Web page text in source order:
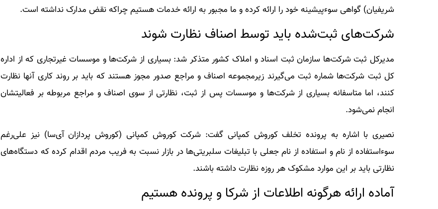
شریفیان) گواهی سوء‌پیشینه خود را ارائه کرده و ما مجبور به ارائه خدمات هستیم چراکه نقض مدارک نداشته است.
شرکت‌های ثبت‌شده باید توسط اصناف نظارت شوند
مدیرکل ثبت شرکت‌ها سازمان ثبت اسناد و املاک کشور متذکر شد: بسیاری از شرکت‌ها و موسسات غیرتجاری که از اداره
کل ثبت شرکت‌ها شماره ثبت می‌گیرند زیرمجموعه اصناف و مراجع صدور مجوز هستند که باید بر روند کاری آنها نظارت
کنند، اما متاسفانه بسیاری از شرکت‌ها و موسسات پس از ثبت، نظارتی از سوی اصناف و مراجع مربوطه بر فعالیتشان
انجام نمی‌شود.
نصیری با اشاره به پرونده تخلف کوروش کمپانی گفت: شرکت کوروش کمپانی (کوروش پردازان آی‌سا) نیز علی‌رغم
سوء‌استفاده از نام و استفاده از نام جعلی با تبلیغات سلبریتی‌ها در بازار نسبت به فریب مردم اقدام کرده که دستگاه‌های
نظارتی باید بر این موارد مشکوک هر روزه نظارت داشته باشند.
آماده ارائه هرگونه اطلاعات از شرکا و پرونده هستیم